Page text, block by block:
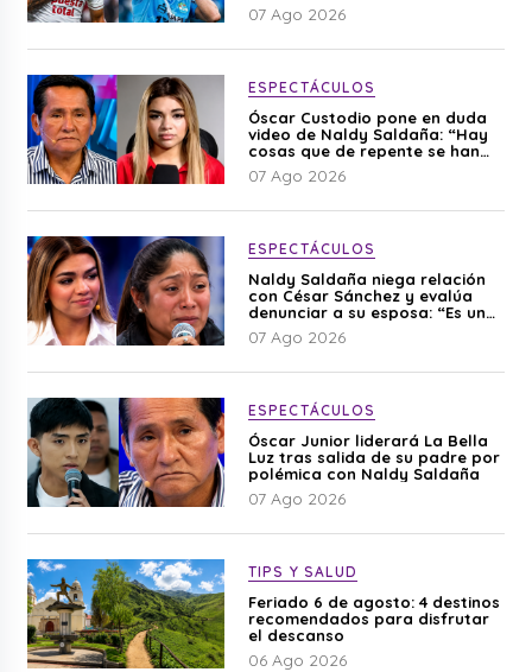
07 Ago 2026
ESPECTÁCULOS
Óscar Custodio pone en duda
video de Naldy Saldaña: “Hay
cosas que de repente se han
editado”
07 Ago 2026
ESPECTÁCULOS
Naldy Saldaña niega relación
con César Sánchez y evalúa
denunciar a su esposa: “Es una
difamación”
07 Ago 2026
ESPECTÁCULOS
Óscar Junior liderará La Bella
Luz tras salida de su padre por
polémica con Naldy Saldaña
07 Ago 2026
TIPS Y SALUD
Feriado 6 de agosto: 4 destinos
recomendados para disfrutar
el descanso
06 Ago 2026